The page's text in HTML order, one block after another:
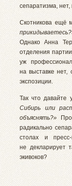
сепаратизма, нет,
Скотникова ещё
Однако Анна
отделения
уж
на выставке нет,
экспозиции.
Так что давайте
Сибирь или
объяснять?»
радикально
столах и
не декларирует
экивоков?